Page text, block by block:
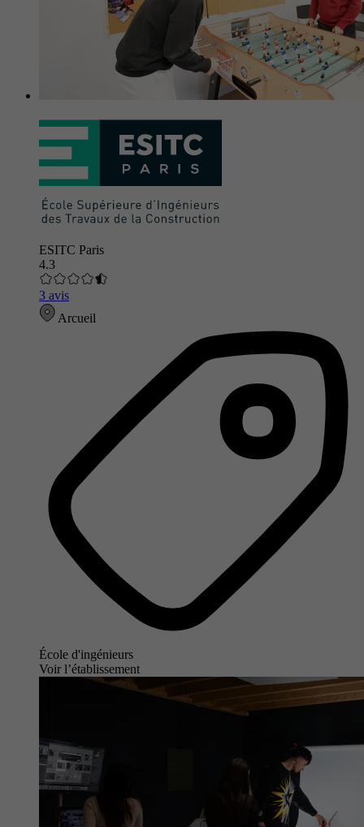
ESITC Paris
4.3
3 avis
Arcueil
École d'ingénieurs
Voir l’établissement